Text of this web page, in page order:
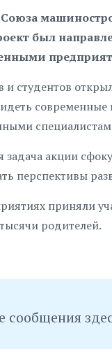
был
студентов
акции
перспективы
приняли
родителей.